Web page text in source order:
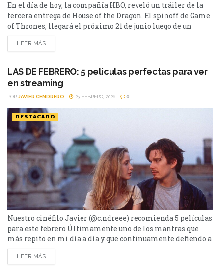
En el día de hoy, la compañía HBO, reveló un tráiler de la
tercera entrega de House of the Dragon. El spinoff de Game
of Thrones, llegará el próximo 21 de junio luego de un
intenso tráiler presentado por HBO en el día de hoy. La
nueva temporada de House of the Dragon, contará con ocho
LEER MÁS
LAS DE FEBRERO: 5 películas perfectas para ver
en streaming
POR JAVIER CENDRERO 23 FEBRERO, 2026 0
DESTACADO
Nuestro cinéfilo Javier (@c.ndreee) recomienda 5 películas
para este febrero Últimamente uno de los mantras que
más repito en mi día a día y que continuamente defiendo a
capa y espada en numerosas conversaciones, se está
volviendo en mi contra. ¿Estoy siendo contradictorio?
LEER MÁS